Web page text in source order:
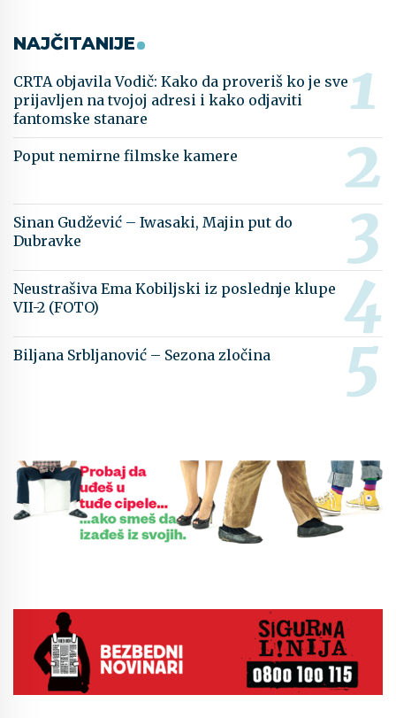
NAJČITANIJE
CRTA objavila Vodič: Kako da proveriš ko je sve
prijavljen na tvojoj adresi i kako odjaviti
fantomske stanare
Poput nemirne filmske kamere
Sinan Gudžević – Iwasaki, Majin put do
Dubravke
Neustrašiva Ema Kobiljski iz poslednje klupe
VII-2 (FOTO)
Biljana Srbljanović – Sezona zločina